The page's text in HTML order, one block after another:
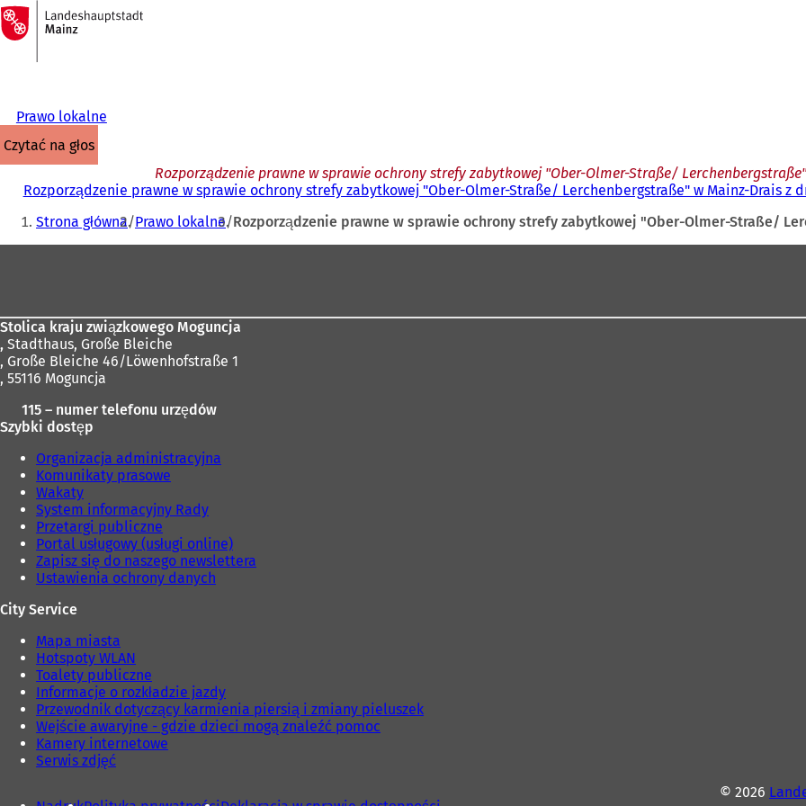
Przejdź do treści
Do
strony
głównej
Prawo lokalne
czytać na głos
Rozporządzenie prawne w sprawie ochrony strefy zabytkowej "Ober-Olmer-Straße/
Rozporządzenie prawne w sprawie ochrony strefy zabytkowej "Ober-Olmer-Straße/ Lerchenbergstraße" w Mainz-Drais z
Jesteś
tutaj:
Strona główna Prawo lokalne Rozporządzenie prawne w sprawie ochrony strefy zabytkowej "Ober-Olmer-Straße/
Stolica kraju związkowego Moguncja
, Stadthaus, Große Bleiche
, Große Bleiche 46/Löwenhofstraße 1
, 55116 Moguncja
115 – numer telefonu urzędów
Szybki dostęp
Organizacja administracyjna
Komunikaty prasowe
Wakaty
System informacyjny Rady
Przetargi publiczne
Portal usługowy (usługi online)
Zapisz się do naszego newslettera
Ustawienia ochrony danych
City Service
Mapa miasta
Hotspoty WLAN
Toalety publiczne
Informacje o rozkładzie jazdy
Przewodnik dotyczący karmienia piersią i zmiany pieluszek
Wejście awaryjne - gdzie dzieci mogą znaleźć pomoc
Kamery internetowe
Serwis zdjęć
© 2026